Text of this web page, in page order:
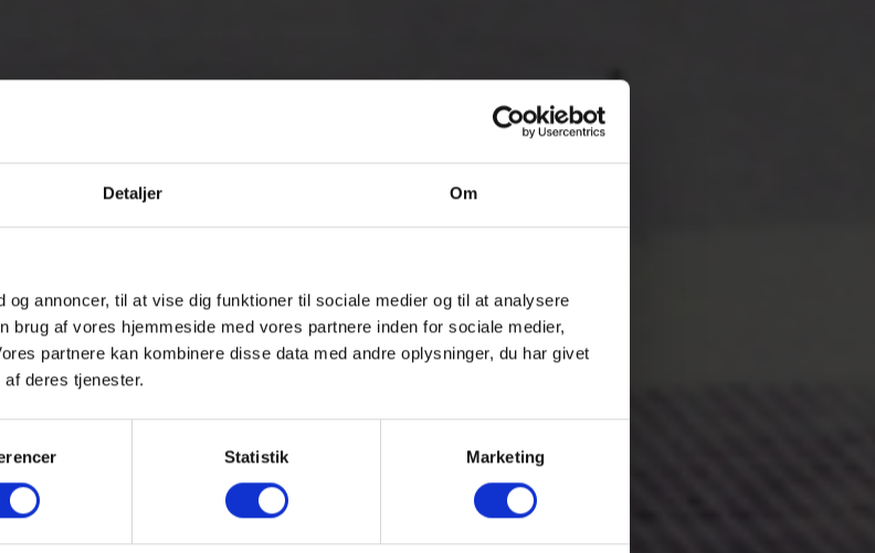
Detaljer Om
annoncer, til at vise dig funktioner til sociale medier og til at analysere
brug af vores hjemmeside med vores partnere inden for sociale medier,
partnere kan kombinere disse data med andre oplysninger, du har givet
deres tjenester.
Statistik Marketing